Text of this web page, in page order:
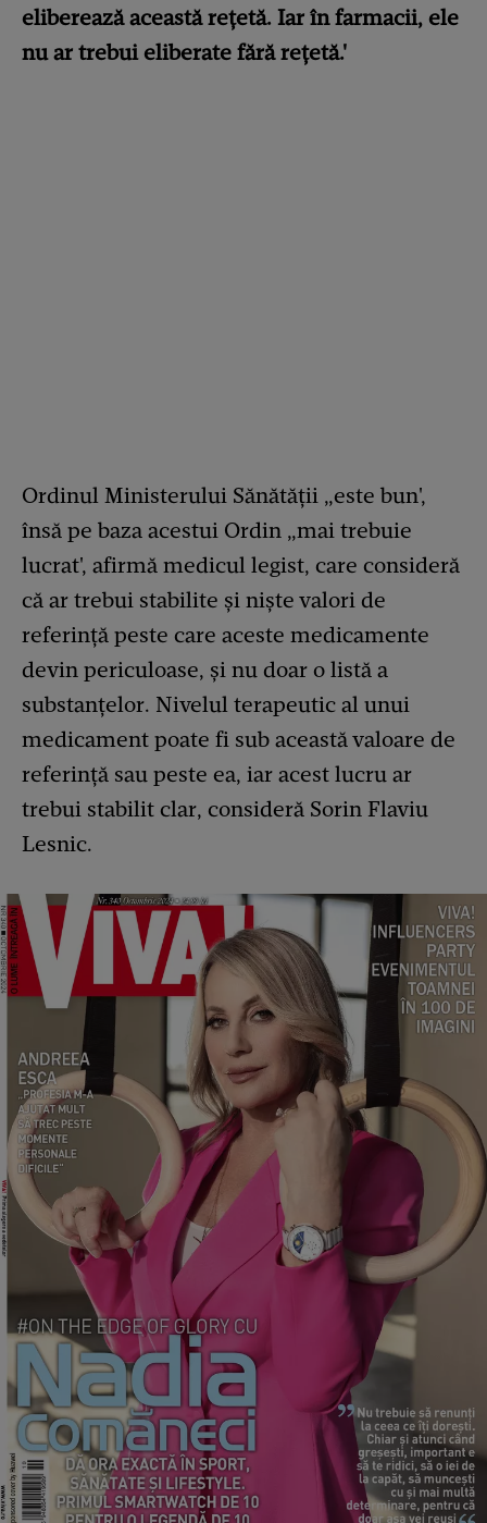
eliberează această rețetă. Iar în farmacii, ele
nu ar trebui eliberate fără rețetă.'
Ordinul Ministerului Sănătății „este bun',
însă pe baza acestui Ordin „mai trebuie
lucrat', afirmă medicul legist, care consideră
că ar trebui stabilite și niște valori de
referință peste care aceste medicamente
devin periculoase, și nu doar o listă a
substanțelor. Nivelul terapeutic al unui
medicament poate fi sub această valoare de
referință sau peste ea, iar acest lucru ar
trebui stabilit clar, consideră Sorin Flaviu
Lesnic.